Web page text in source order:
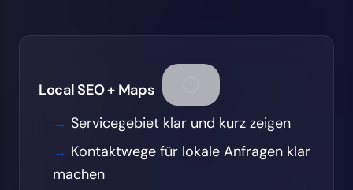
Local SEO + Maps
Servicegebiet klar und kurz zeigen
Kontaktwege für lokale Anfragen klar
machen